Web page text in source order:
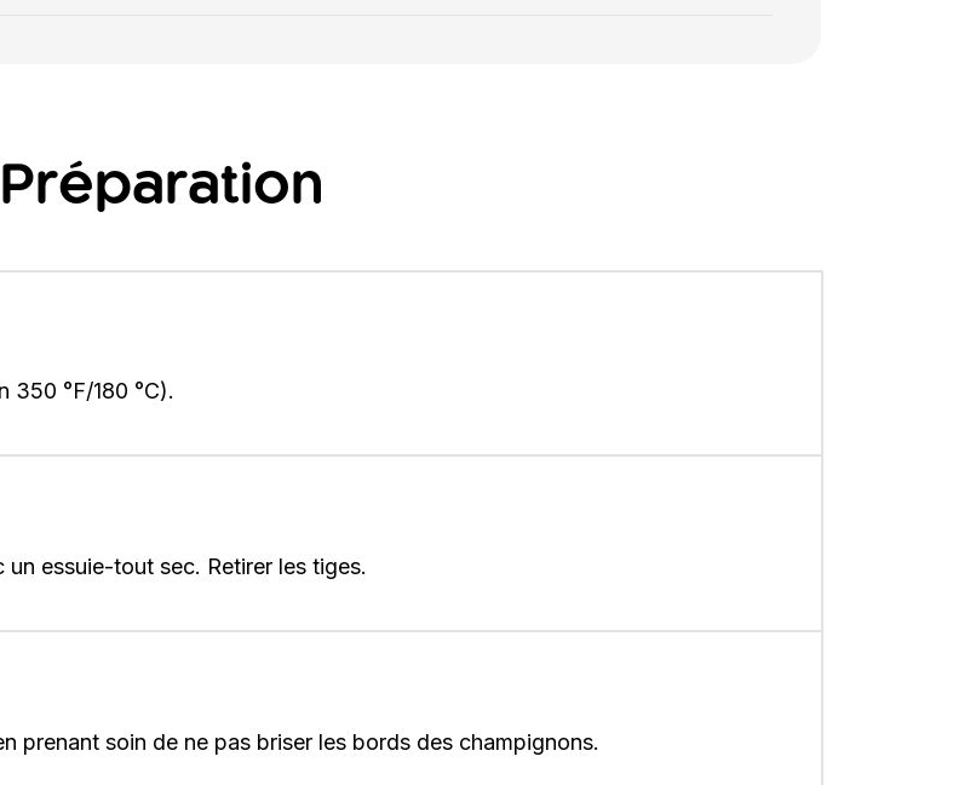
Préparation
350 °F/180 °C).
essuie-tout sec. Retirer les tiges.
prenant soin de ne pas briser les bords des champignons.